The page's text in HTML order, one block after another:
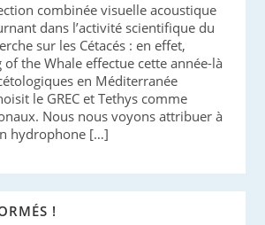
combinée visuelle acoustique
dans l’activité scientifique du
sur les Cétacés : en effet,
of the Whale effectue cette année-là
en Méditerranée
le GREC et Tethys comme
Nous nous voyons attribuer à
hydrophone […]
!